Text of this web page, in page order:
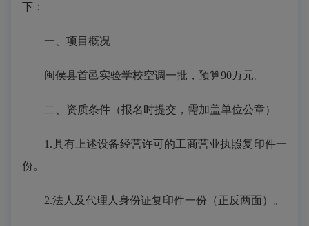
下：
一、项目概况
闽侯县首邑实验学校空调一批， 预算90万元。
二、资质条件（报名时提交，需加盖单位公章）
1.具有上述设备经营许可的工商营业执照复印件一
份。
2.法人及代理人身份证复印件一份（正反两面）。